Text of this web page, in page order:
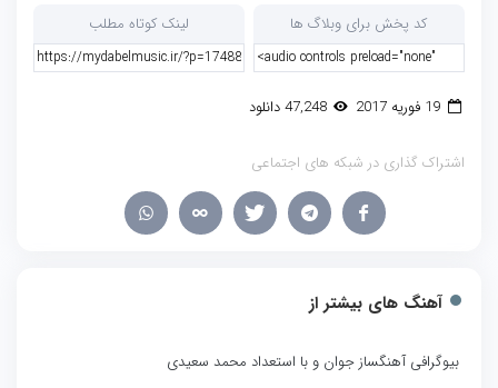
کد پخش برای وبلاگ ها لینک کوتاه مطلب
19 فوریه 2017 47,248 دانلود
اشتراک گذاری در شبکه های اجتماعی
آهنگ های بیشتر از
بیوگرافی آهنگساز جوان و با استعداد محمد سعیدی